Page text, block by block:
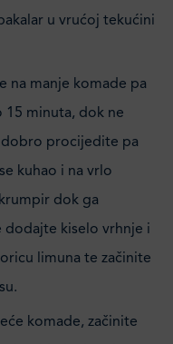
u vrućoj tekućini
na manje komade pa
15 minuta, dok ne
dobro procijedite pa
kuhao i na vrlo
dok ga
kiselo vrhnje i
limuna te začinite
komade, začinite